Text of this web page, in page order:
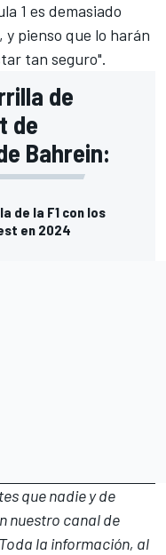
1 es demasiado
pienso que lo harán
tan seguro".
de
de
Bahrein:
de la F1 con los
en 2024
que nadie y de
nuestro canal de
la información, al